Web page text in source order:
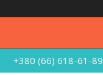
+380 (66) 618-61-89